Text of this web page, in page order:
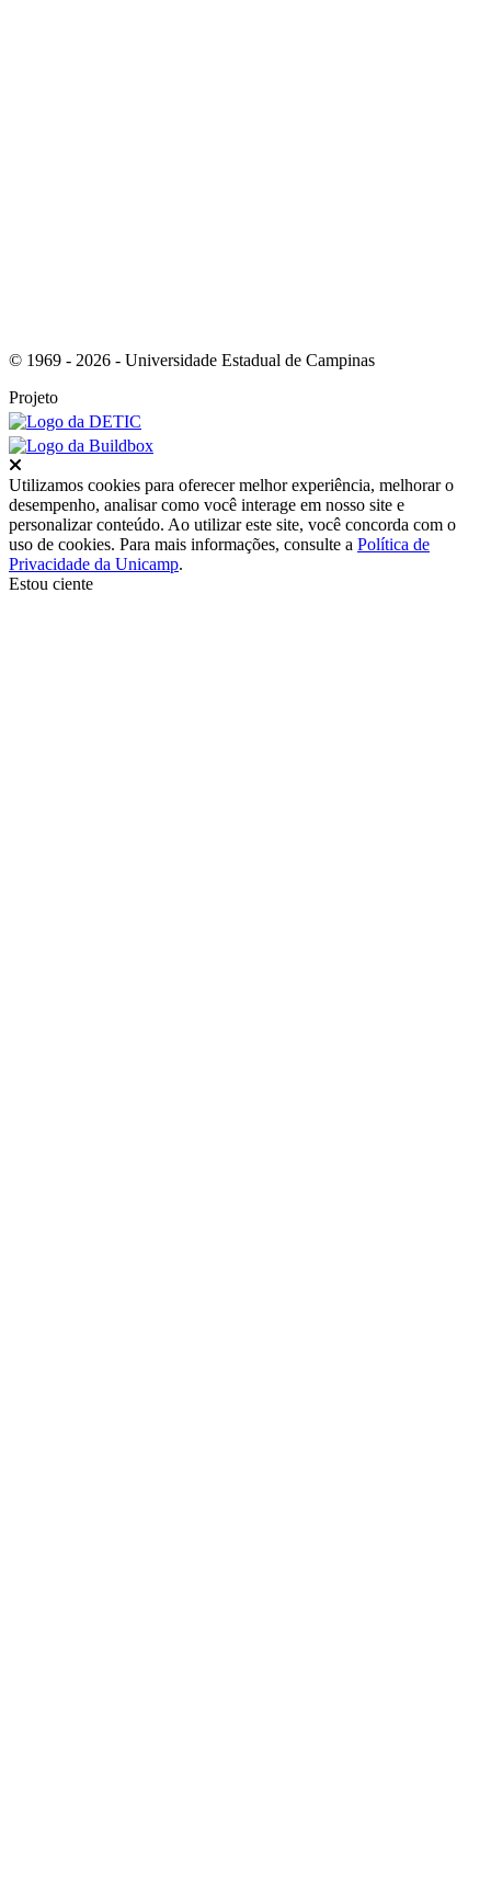
© 1969 - 2026 - Universidade Estadual de Campinas
Projeto
Utilizamos cookies para oferecer melhor experiência, melhorar o
desempenho, analisar como você interage em nosso site e
personalizar conteúdo. Ao utilizar este site, você concorda com o
uso de cookies. Para mais informações, consulte a Política de
Privacidade da Unicamp.
Estou ciente